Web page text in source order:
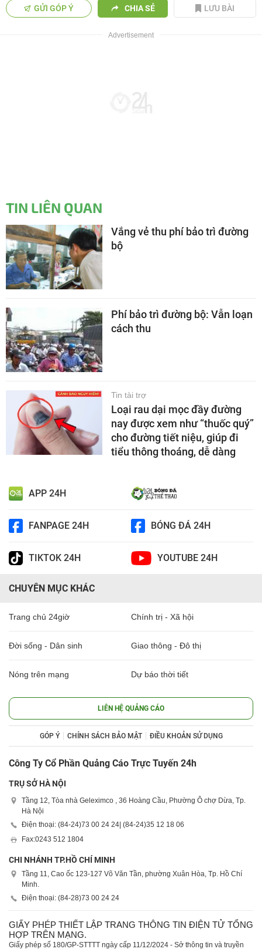
GỬI GÓP Ý CHIA SẺ LƯU BÀI
TIN LIÊN QUAN
Vắng vẻ thu phí bảo trì đường
bộ
Phí bảo trì đường bộ: Vẫn loạn
cách thu
Tin tài trợ
Loại rau dại mọc đầy đường
nay được xem như “thuốc quý”
cho đường tiết niệu, giúp đi
tiểu thông thoáng, dễ dàng
APP 24H
FANPAGE 24H BÓNG ĐÁ 24H
TIKTOK 24H YOUTUBE 24H
CHUYÊN MỤC KHÁC
Trang chủ 24giờ Chính trị - Xã hội
Đời sống - Dân sinh Giao thông - Đô thị
Nóng trên mạng Dự báo thời tiết
LIÊN HỆ QUẢNG CÁO
GÓP Ý CHÍNH SÁCH BẢO MẬT ĐIỀU KHOẢN SỬ DỤNG
Công Ty Cổ Phần Quảng Cáo Trực Tuyến 24h
TRỤ SỞ HÀ NỘI
Tầng 12, Tòa nhà Geleximco , 36 Hoàng Cầu, Phường Ô chợ Dừa, Tp.
Hà Nội
Điện thoại: (84-24)73 00 24 24| (84-24)35 12 18 06
Fax:0243 512 1804
CHI NHÁNH TP.HỒ CHÍ MINH
Tầng 11, Cao ốc 123-127 Võ Văn Tần, phường Xuân Hòa, Tp. Hồ Chí
Minh.
Điện thoại: (84-28)73 00 24 24
GIẤY PHÉP THIẾT LẬP TRANG THÔNG TIN ĐIỆN TỬ TỔNG
HỢP TRÊN MẠNG.
Giấy phép số 180/GP-STTTT ngày cấp 11/12/2024 - Sở thông tin và truyền